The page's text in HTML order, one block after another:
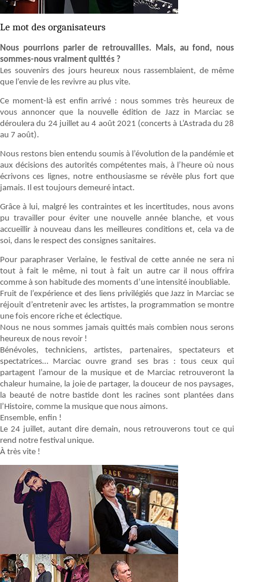
Le mot des organisateurs
Nous pourrions parler de retrouvailles. Mais, au fond, nous
sommes-nous vraiment quittés ?
Les souvenirs des jours heureux nous rassemblaient, de même
que l’envie de les revivre au plus vite.
Ce moment-là est enfin arrivé : nous sommes très heureux de
vous annoncer que la nouvelle édition de Jazz in Marciac se
déroulera du 24 juillet au 4 août 2021 (concerts à L’Astrada du 28
au 7 août).
Nous restons bien entendu soumis à l’évolution de la pandémie et
aux décisions des autorités compétentes mais, à l’heure où nous
écrivons ces lignes, notre enthousiasme se révèle plus fort que
jamais. Il est toujours demeuré intact.
Grâce à lui, malgré les contraintes et les incertitudes, nous avons
pu travailler pour éviter une nouvelle année blanche, et vous
accueillir à nouveau dans les meilleures conditions et, cela va de
soi, dans le respect des consignes sanitaires.
Pour paraphraser Verlaine, le festival de cette année ne sera ni
tout à fait le même, ni tout à fait un autre car il nous offrira
comme à son habitude des moments d’une intensité inoubliable.
Fruit de l’expérience et des liens privilégiés que Jazz in Marciac se
réjouit d’entretenir avec les artistes, la programmation se montre
une fois encore riche et éclectique.
Nous ne nous sommes jamais quittés mais combien nous serons
heureux de nous revoir !
Bénévoles, techniciens, artistes, partenaires, spectateurs et
spectatrices… Marciac ouvre grand ses bras : tous ceux qui
partagent l’amour de la musique et de Marciac retrouveront la
chaleur humaine, la joie de partager, la douceur de nos paysages,
la beauté de notre bastide dont les racines sont plantées dans
l’Histoire, comme la musique que nous aimons.
Ensemble, enfin !
Le 24 juillet, autant dire demain, nous retrouverons tout ce qui
rend notre festival unique.
À très vite !